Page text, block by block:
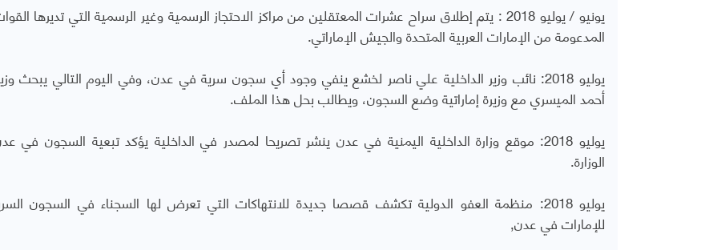
يونيو / يوليو 2018 : يتم إطلاق سراح عشرات المعتقلين من مراكز الاحتجاز الرسمية وغير الرسمية التي تديرها
المدعومة من الإمارات العربية المتحدة والجيش الإماراتي.
يوليو 2018: نائب وزير الداخلية علي ناصر لخشع ينفي وجود أي سجون سرية في عدن، وفي اليوم التالي يبحث
أحمد الميسري مع وزيرة إماراتية وضع السجون، ويطالب بحل هذا الملف.
يوليو 2018: موقع وزارة الداخلية اليمنية في عدن ينشر تصريحا لمصدر في الداخلية يؤكد تبعية السجون
الوزارة.
يوليو 2018: منظمة العفو الدولية تكشف قصصا جديدة للانتهاكات التي تعرض لها السجناء في السجون
للإمارات في عدن,